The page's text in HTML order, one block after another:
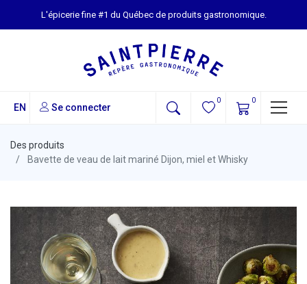
L'épicerie fine #1 du Québec de produits gastronomique.
EN Se connecter
0 0
Des produits
Bavette de veau de lait mariné Dijon, miel et Whisky